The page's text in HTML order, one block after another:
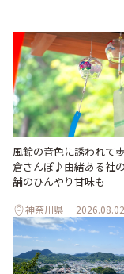
風鈴の音色に誘われて
倉さんぽ♪由緒ある社
舗のひんやり甘味も
神奈川県 2026.08.02